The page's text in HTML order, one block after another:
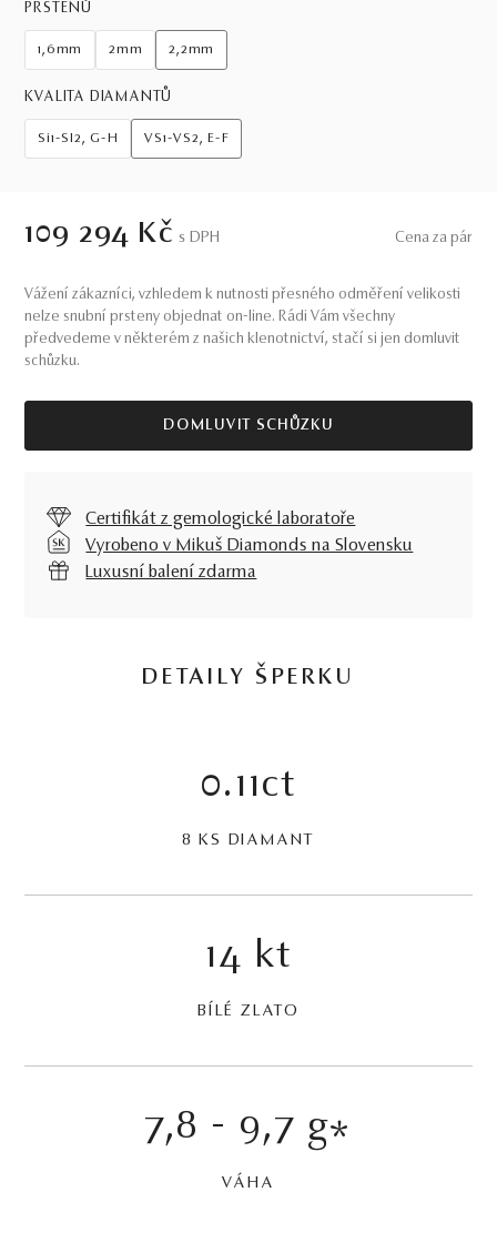
PRSTENŮ
1,6mm 2mm 2,2mm
KVALITA DIAMANTŮ
Si1-SI2, G-H VS1-VS2, E-F
109 294 Kč S DPH Cena za pár
Vážení zákazníci, vzhledem k nutnosti přesného odměření velikosti
nelze snubní prsteny objednat on-line. Rádi Vám všechny
předvedeme v některém z našich klenotnictví, stačí si jen domluvit
schůzku.
DOMLUVIT SCHŮZKU
Certifikát z gemologické laboratoře
Vyrobeno v Mikuš Diamonds na Slovensku
Luxusní balení zdarma
DETAILY ŠPERKU
0.11ct
8 KS DIAMANT
14 kt
BÍLÉ ZLATO
7,8 - 9,7 g*
VÁHA